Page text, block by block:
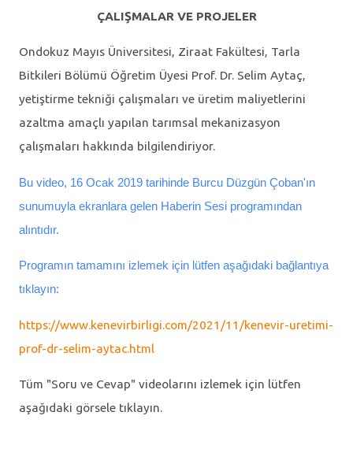
ÇALIŞMALAR VE PROJELER
Ondokuz Mayıs Üniversitesi, Ziraat Fakültesi, Tarla
Bitkileri Bölümü Öğretim Üyesi Prof. Dr. Selim Aytaç,
yetiştirme tekniği çalışmaları ve üretim maliyetlerini
azaltma amaçlı yapılan tarımsal mekanizasyon
çalışmaları hakkında bilgilendiriyor.
Bu video, 16 Ocak 2019 tarihinde Burcu Düzgün Çoban'ın
sunumuyla ekranlara gelen Haberin Sesi programından
alıntıdır.
Programın tamamını izlemek için lütfen aşağıdaki bağlantıya
tıklayın:
https://www.kenevirbirligi.com/2021/11/kenevir-uretimi-
prof-dr-selim-aytac.html
Tüm "Soru ve Cevap" videolarını izlemek için lütfen
aşağıdaki görsele tıklayın.